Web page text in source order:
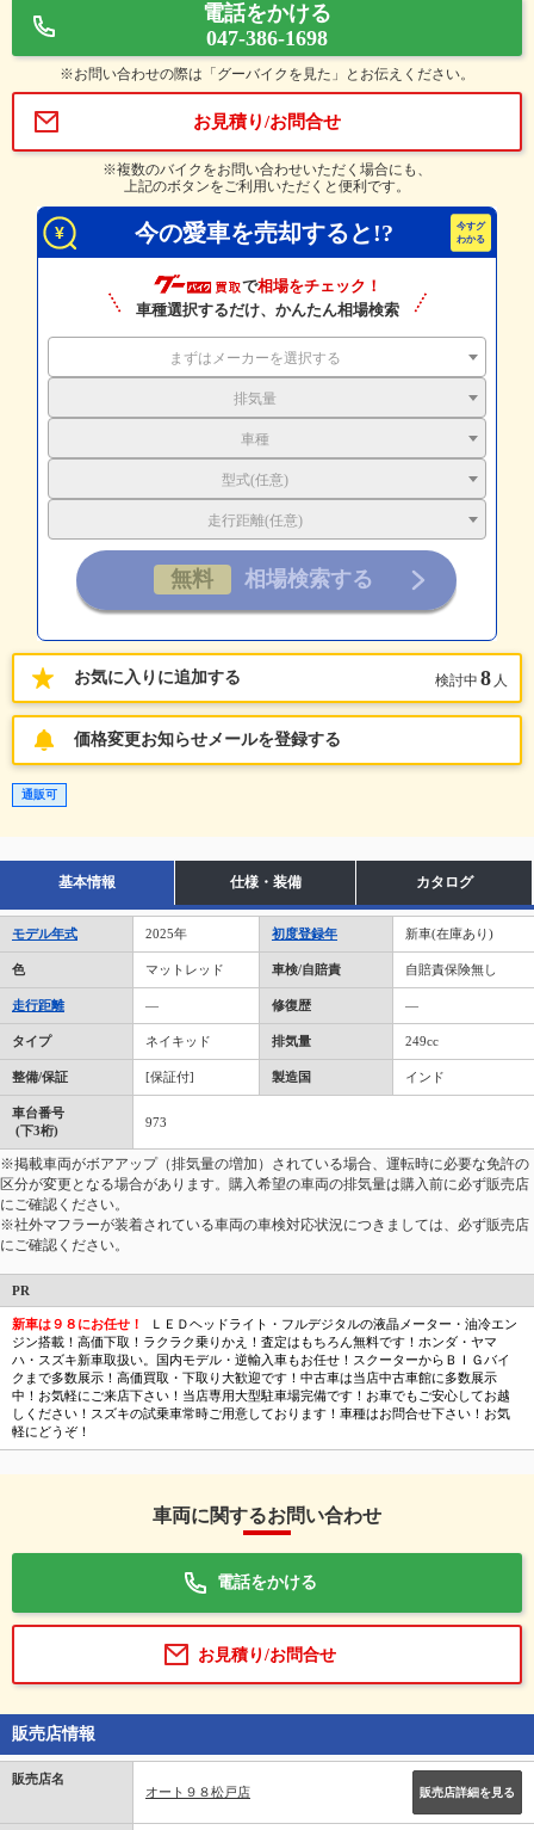
電話をかける
047-386-1698
※お問い合わせの際は「グーバイクを見た」とお伝えください。
お見積り/お問合せ
※複数のバイクをお問い合わせいただく場合にも、
上記のボタンをご利用いただくと便利です。
今の愛車を売却すると!?
で相場をチェック！
車種選択するだけ、かんたん相場検索
まずはメーカーを選択する
排気量
車種
型式(任意)
走行距離(任意)
お気に入りに追加する 検討中 8 人
価格変更お知らせメールを登録する
通販可
基本情報 仕様・装備 カタログ
モデル年式 2025年 初度登録年 新車(在庫あり)
色 マットレッド 車検/自賠責 自賠責保険無し
走行距離 ― 修復歴 ―
タイプ ネイキッド 排気量 249cc
整備/保証 [保証付] 製造国 インド
車台番号
(下3桁)
973
※掲載車両がボアアップ（排気量の増加）されている場合、運転時に必要な免許の
区分が変更となる場合があります。購入希望の車両の排気量は購入前に必ず販売店
にご確認ください。
※社外マフラーが装着されている車両の車検対応状況につきましては、必ず販売店
にご確認ください。
PR
新車は９８にお任せ！
ＬＥＤヘッドライト・フルデジタルの液晶メーター・油冷エン
ジン搭載！高価下取！ラクラク乗りかえ！査定はもちろん無料です！ホンダ・ヤマ
ハ・スズキ新車取扱い。国内モデル・逆輸入車もお任せ！スクーターからＢＩＧバイ
クまで多数展示！高価買取・下取り大歓迎です！中古車は当店中古車館に多数展示
中！お気軽にご来店下さい！当店専用大型駐車場完備です！お車でもご安心してお越
しください！スズキの試乗車常時ご用意しております！車種はお問合せ下さい！お気
軽にどうぞ！
車両に関するお問い合わせ
電話をかける
お見積り/お問合せ
販売店情報
販売店名
オート９８松戸店
販売店詳細を見る